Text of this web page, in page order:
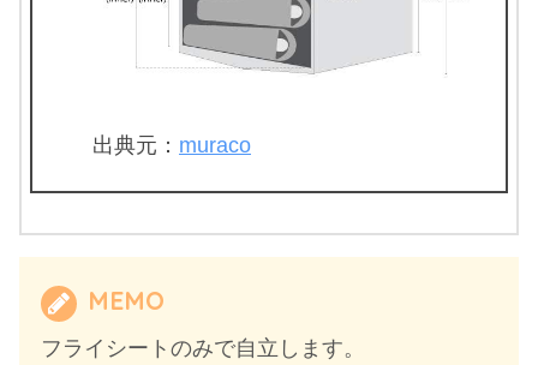
出典元： muraco
MEMO
フライシートのみで自立します。